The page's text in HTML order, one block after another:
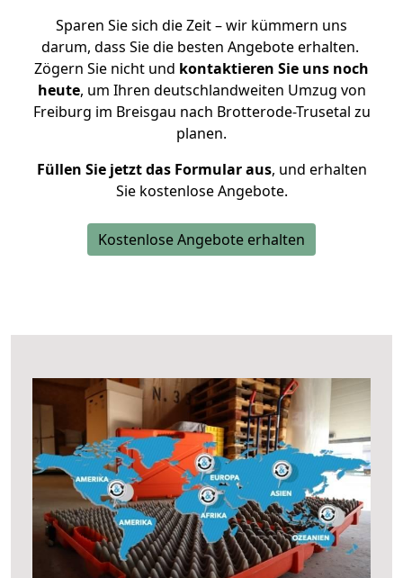
Sparen Sie sich die Zeit – wir kümmern uns
darum, dass Sie die besten Angebote erhalten.
Zögern Sie nicht und kontaktieren Sie uns noch
heute, um Ihren deutschlandweiten Umzug von
Freiburg im Breisgau nach Brotterode-Trusetal zu
planen.
Füllen Sie jetzt das Formular aus, und erhalten
Sie kostenlose Angebote.
Kostenlose Angebote erhalten